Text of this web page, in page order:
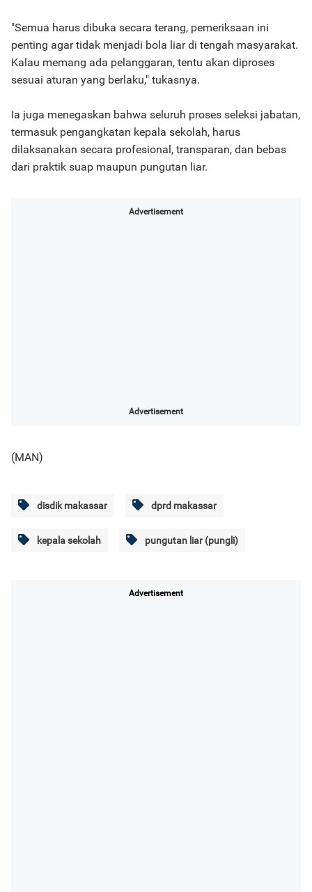
"Semua harus dibuka secara terang, pemeriksaan ini
penting agar tidak menjadi bola liar di tengah masyarakat.
Kalau memang ada pelanggaran, tentu akan diproses
sesuai aturan yang berlaku," tukasnya.
Ia juga menegaskan bahwa seluruh proses seleksi jabatan,
termasuk pengangkatan kepala sekolah, harus
dilaksanakan secara profesional, transparan, dan bebas
dari praktik suap maupun pungutan liar.
Advertisement
Advertisement
(MAN)
disdik makassar dprd makassar
kepala sekolah pungutan liar (pungli)
Advertisement